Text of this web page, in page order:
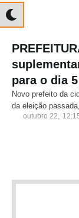
para o dia
Novo prefeito da
da eleição
outubro 22,